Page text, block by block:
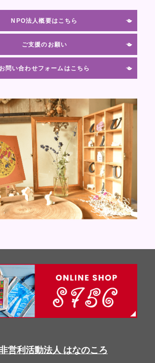
NPO法人概要はこちら
ご支援のお願い
お問い合わせフォームはこちら
営利活動法人 はなのころ